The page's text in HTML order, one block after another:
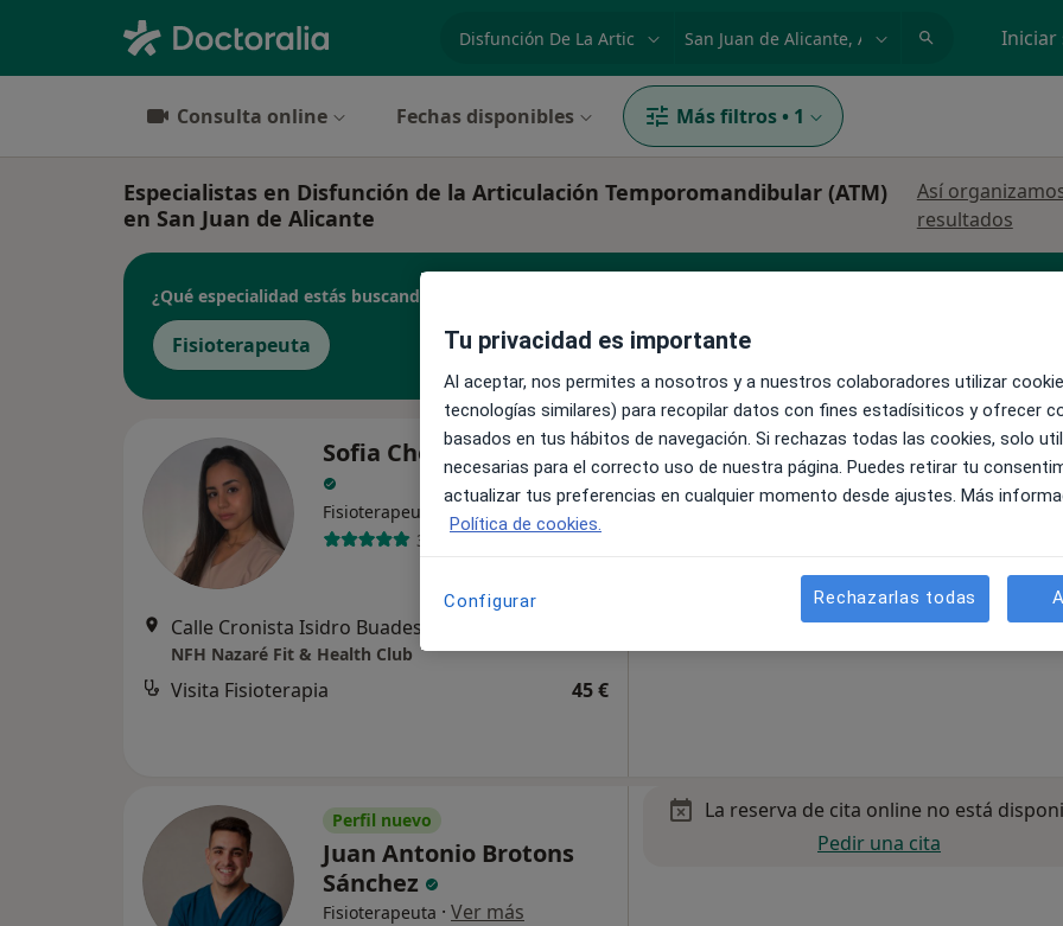
especialidad, enfermedad o nombre Iniciar
Consulta online Fechas disponibles Más filtros • 1
Especialistas en Disfunción de la Articulación Temporomandibular (ATM)
en San Juan de Alicante
Así
resultados
¿Qué especialidad estás buscando?
Fisioterapeuta
Sofia Chentouf Merabet
Fisioterapeuta ·Ver más
37 opiniones
NFH Nazaré Fit & Health Club
Visita Fisioterapia 45 €
La reserva de cita online no está
Pedir una cita
Perfil nuevo
Juan Antonio Brotons
Sánchez
Fisioterapeuta · Ver más
La reserva de cita online no está
Pedir una cita
Tu privacidad es importante
Al aceptar, nos permites a nosotros y a nuestros colaboradores utilizar
tecnologías similares) para recopilar datos con fines estadísiticos y ofrecer
basados en tus hábitos de navegación. Si rechazas todas las cookies, solo
necesarias para el correcto uso de nuestra página. Puedes retirar tu
actualizar tus preferencias en cualquier momento desde ajustes. Más
Política de cookies.
Configurar Rechazarlas todas